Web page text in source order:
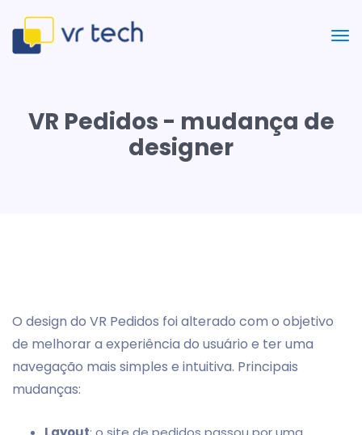
VR Pedidos - mudança de
designer
O design do VR Pedidos foi alterado com o objetivo
de melhorar a experiência do usuário e ter uma
navegação mais simples e intuitiva. Principais
mudanças: